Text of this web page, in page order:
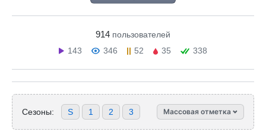
914 пользователей
143
346 52 35 338
Сезоны: S 1 2 3 Массовая отметка